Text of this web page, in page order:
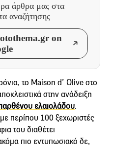
άρθρα μας στα
αναζήτησης
on
το Maison d’ Olive στο
στην ανάδειξη
ελαιολάδου.
περίπου 100 ξεχωριστές
του διαθέτει
πιο εντυπωσιακό δε,